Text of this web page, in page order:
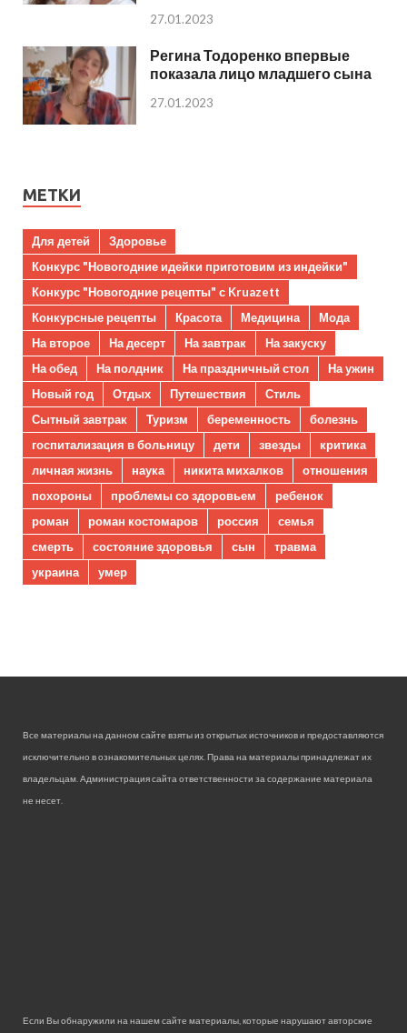
27.01.2023
Регина Тодоренко впервые
показала лицо младшего сына
27.01.2023
МЕТКИ
Для детей
Здоровье
Конкурс "Новогодние идейки приготовим из индейки"
Конкурс "Новогодние рецепты" с Kruazett
Конкурсные рецепты
Красота Медицина
Мода
На второе
На десерт На завтрак
На закуску
На обед
На полдник На праздничный стол
На ужин
Новый год
Отдых Путешествия
Стиль
Сытный завтрак
Туризм беременность
болезнь
госпитализация в больницу
дети звезды
критика
личная жизнь
наука никита михалков
отношения
похороны
проблемы со здоровьем
ребенок
роман
роман костомаров россия
семья
смерть
состояние здоровья сын
травма
украина
умер
Все материалы на данном сайте взяты из открытых источников и предоставляются
исключительно в ознакомительных целях. Права на материалы принадлежат их
владельцам. Администрация сайта ответственности за содержание материала
не несет.
Если Вы обнаружили на нашем сайте материалы, которые нарушают авторские